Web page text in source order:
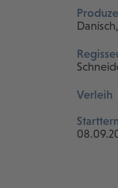
Verleih